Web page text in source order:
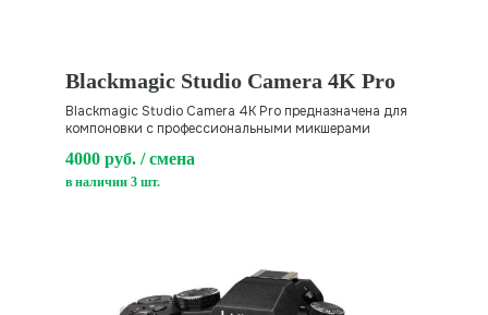
Blackmagic Studio Camera 4K Pro
Blackmagic Studio Camera 4K Pro предназначена для
компоновки с профессиональными микшерами
4000 руб. / смена
в наличии 3 шт.